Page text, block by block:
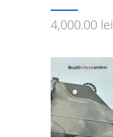
4,000.00 lei